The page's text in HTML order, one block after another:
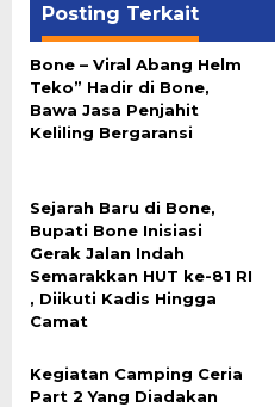
Posting Terkait
Bone – Viral Abang Helm
Teko” Hadir di Bone,
Bawa Jasa Penjahit
Keliling Bergaransi
Sejarah Baru di Bone,
Bupati Bone Inisiasi
Gerak Jalan Indah
Semarakkan HUT ke-81 RI
, Diikuti Kadis Hingga
Camat
Kegiatan Camping Ceria
Part 2 Yang Diadakan